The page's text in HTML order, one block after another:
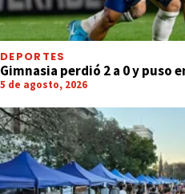
DEPORTES
Gimnasia perdió 2 a 0 y puso
5 de agosto, 2026